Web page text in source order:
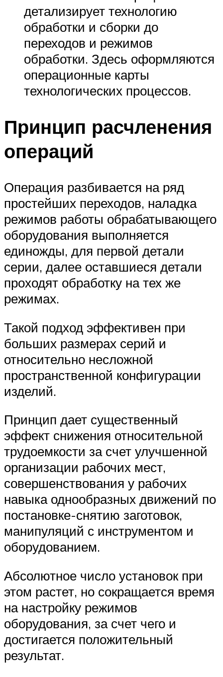
детализирует технологию
обработки и сборки до
переходов и режимов
обработки. Здесь оформляются
операционные карты
технологических процессов.
Принцип расчленения
операций
Операция разбивается на ряд
простейших переходов, наладка
режимов работы обрабатывающего
оборудования выполняется
единожды, для первой детали
серии, далее оставшиеся детали
проходят обработку на тех же
режимах.
Такой подход эффективен при
больших размерах серий и
относительно несложной
пространственной конфигурации
изделий.
Принцип дает существенный
эффект снижения относительной
трудоемкости за счет улучшенной
организации рабочих мест,
совершенствования у рабочих
навыка однообразных движений по
постановке-снятию заготовок,
манипуляций с инструментом и
оборудованием.
Абсолютное число установок при
этом растет, но сокращается время
на настройку режимов
оборудования, за счет чего и
достигается положительный
результат.